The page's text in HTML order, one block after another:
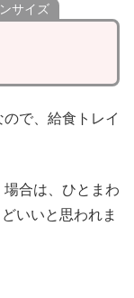
サイズ
で、給食トレイ
合は、ひとまわ
いいと思われま